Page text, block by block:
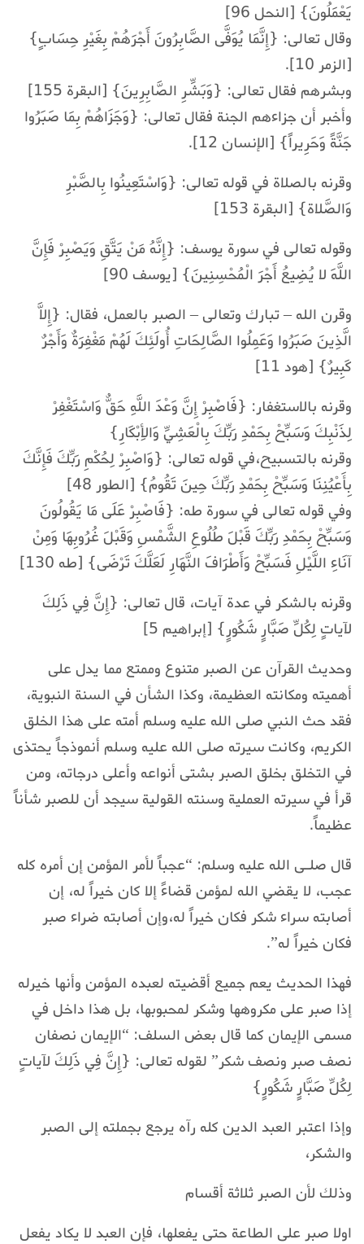
يَعْمَلُونَ} [النحل 96]
وقال تعالى: {إِنَّمَا يُوَفَّى الصَّابِرُونَ أَجْرَهُمْ بِغَيْرِ حِسَابٍ}
[الزمر 10].
وبشرهم فقال تعالى: {وَبَشِّرِ الصَّابِرِينَ} [البقرة 155]
وأخبر أن جزاءهم الجنة فقال تعالى: {وَجَزَاهُمْ بِمَا صَبَرُوا
جَنَّةً وَحَرِيراً} [الإنسان 12].
وقرنه بالصلاة في قوله تعالى: {وَاسْتَعِينُوا بِالصَّبْرِ
وَالصَّلاة} [البقرة 153]
وقوله تعالى في سورة يوسف: {إِنَّهُ مَنْ يَتَّقِ وَيَصْبِرْ فَإِنَّ
اللَّهَ لا يُضِيعُ أَجْرَ الْمُحْسِنِينَ} [يوسف 90]
وقرن الله – تبارك وتعالى – الصبر بالعمل، فقال: {إِلاَّ
الَّذِينَ صَبَرُوا وَعَمِلُوا الصَّالِحَاتِ أُولَئِكَ لَهُمْ مَغْفِرَةٌ وَأَجْرٌ
كَبِيرٌ} [هود 11]
وقرنه بالاستغفار: {فَاصْبِرْ إِنَّ وَعْدَ اللَّهِ حَقٌّ وَاسْتَغْفِرْ
لِذَنْبِكَ وَسَبِّحْ بِحَمْدِ رَبِّكَ بِالْعَشِيِّ وَالأِبْكَارِ}
وقرنه بالتسبيح،في قوله تعالى: {وَاصْبِرْ لِحُكْمِ رَبِّكَ فَإِنَّكَ
بِأَعْيُنِنَا وَسَبِّحْ بِحَمْدِ رَبِّكَ حِينَ تَقُومُ} [الطور 48]
وفي قوله تعالى في سورة طه: {فَاصْبِرْ عَلَى مَا يَقُولُونَ
وَسَبِّحْ بِحَمْدِ رَبِّكَ قَبْلَ طُلُوعِ الشَّمْسِ وَقَبْلَ غُرُوبِهَا وَمِنْ
آنَاءِ اللَّيْلِ فَسَبِّحْ وَأَطْرَافَ النَّهَارِ لَعَلَّكَ تَرْضَى} [طه 130]
وقرنه بالشكر في عدة آيات، قال تعالى: {إِنَّ فِي ذَلِكَ
لآياتٍ لِكُلِّ صَبَّارٍ شَكُورٍ} [إبراهيم 5]
وحديث القرآن عن الصبر متنوع وممتع مما يدل على
أهميته ومكانته العظيمة، وكذا الشأن في السنة النبوية،
فقد حث النبي صلى الله عليه وسلم أمته على هذا الخلق
الكريم، وكانت سيرته صلى الله عليه وسلم أنموذجاً يحتذى
في التخلق بخلق الصبر بشتى أنواعه وأعلى درجاته، ومن
قرأ في سيرته العملية وسنته القولية سيجد أن للصبر شأناً
عظيماً.
قال صلـى الله عليه وسلم: “عجباً لأمر المؤمن إن أمره كله
عجب، لا يقضي الله لمؤمن قضاءً إلا كان خيراً له، إن
أصابته سراء شكر فكان خيراً له،وإن أصابته ضراء صبر
فكان خيراً له”.
فهذا الحديث يعم جميع أقضيته لعبده المؤمن وأنها خيرله
إذا صبر على مكروهها وشكر لمحبوبها، بل هذا داخل في
مسمى الإيمان كما قال بعض السلف: “الإيمان نصفان
نصف صبر ونصف شكر” لقوله تعالى: {إِنَّ فِي ذَلِكَ لآياتٍ
لِكُلِّ صَبَّارٍ شَكُورٍ}
وإذا اعتبر العبد الدين كله رآه يرجع بجملته إلى الصبر
والشكر،
وذلك لأن الصبر ثلاثة أقسام
اولا صبر على الطاعة حتى يفعلها، فإن العبد لا يكاد يفعل